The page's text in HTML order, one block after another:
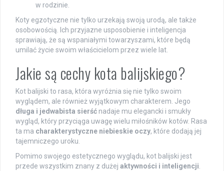
w rodzinie.
Koty egzotyczne nie tylko urzekają swoją urodą, ale także
osobowością. Ich przyjazne usposobienie i inteligencja
sprawiają, że są wspaniałymi towarzyszami, które będą
umilać życie swoim właścicielom przez wiele lat.
Jakie są cechy kota balijskiego?
Kot balijski to rasa, która wyróżnia się nie tylko swoim
wyglądem, ale również wyjątkowym charakterem. Jego
długa i jedwabista sierść nadaje mu elegancki i smukły
wygląd, który przyciąga uwagę wielu miłośników kotów. Rasa
ta ma charakterystyczne niebieskie oczy, które dodają jej
tajemniczego uroku.
Pomimo swojego estetycznego wyglądu, kot balijski jest
przede wszystkim znany z dużej aktywności i inteligencji